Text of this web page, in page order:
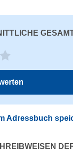
Adressbuch